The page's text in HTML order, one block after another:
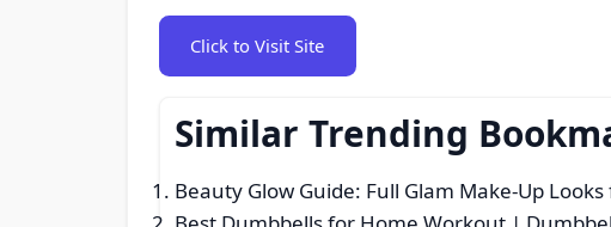
Click to Visit Site
Similar Trending
Beauty Glow Guide: Full Glam Make-Up